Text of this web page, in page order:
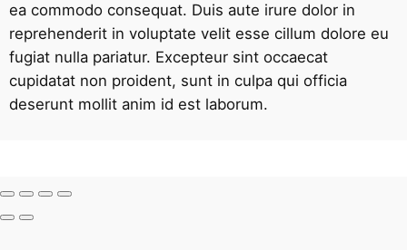
ea commodo consequat. Duis aute irure dolor in
reprehenderit in voluptate velit esse cillum dolore eu
fugiat nulla pariatur. Excepteur sint occaecat
cupidatat non proident, sunt in culpa qui officia
deserunt mollit anim id est laborum.